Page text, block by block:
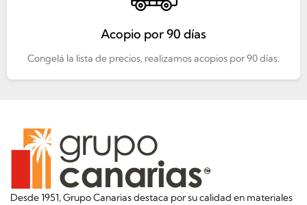
Acopio por 90 días
Congelá la lista de precios, realizamos acopios por 90 días.
Desde 1951, Grupo Canarias destaca por su calidad en materiales